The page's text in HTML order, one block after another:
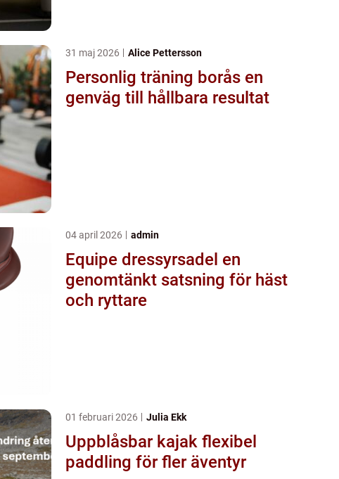
31 maj 2026 Alice Pettersson
Personlig träning borås en
genväg till hållbara resultat
04 april 2026 admin
Equipe dressyrsadel en
genomtänkt satsning för häst
och ryttare
01 februari 2026 Julia Ekk
Uppblåsbar kajak flexibel
paddling för fler äventyr